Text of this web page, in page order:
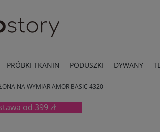
PRÓBKI TKANIN PODUSZKI DYWANY
NA WYMIAR AMOR BASIC 4320
od 399 zł